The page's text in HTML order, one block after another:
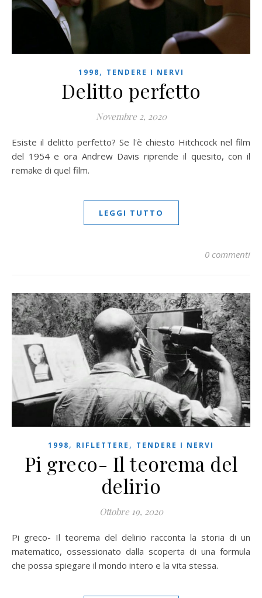
1998, TENDERE I NERVI
Delitto perfetto
Novembre 2, 2020
Esiste il delitto perfetto? Se l'è chiesto Hitchcock nel film
del 1954 e ora Andrew Davis riprende il quesito, con il
remake di quel film.
LEGGI TUTTO
0 commenti
1998, RIFLETTERE , TENDERE I NERVI
Pi greco- Il teorema del
delirio
Ottobre 19, 2020
Pi greco- Il teorema del delirio racconta la storia di un
matematico, ossessionato dalla scoperta di una formula
che possa spiegare il mondo intero e la vita stessa.